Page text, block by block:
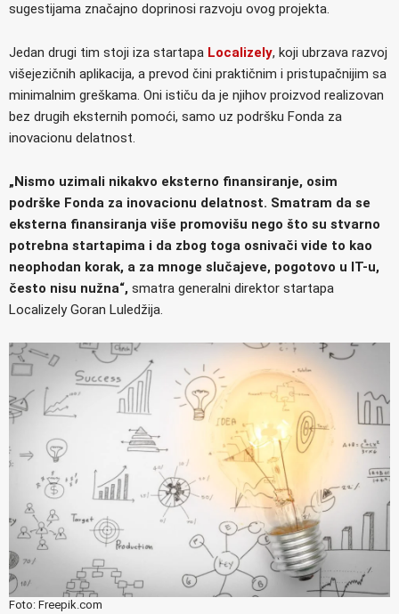
sugestijama značajno doprinosi razvoju ovog projekta.
Jedan drugi tim stoji iza startapa Localizely, koji ubrzava razvoj
višejezičnih aplikacija, a prevod čini praktičnim i pristupačnijim sa
minimalnim greškama. Oni ističu da je njihov proizvod realizovan
bez drugih eksternih pomoći, samo uz podršku Fonda za
inovacionu delatnost.
„Nismo uzimali nikakvo eksterno finansiranje, osim
podrške Fonda za inovacionu delatnost. Smatram da se
eksterna finansiranja više promovišu nego što su stvarno
potrebna startapima i da zbog toga osnivači vide to kao
neophodan korak, a za mnoge slučajeve, pogotovo u IT-u,
često nisu nužna“, smatra generalni direktor startapa
Localizely Goran Luledžija.
Foto: Freepik.com